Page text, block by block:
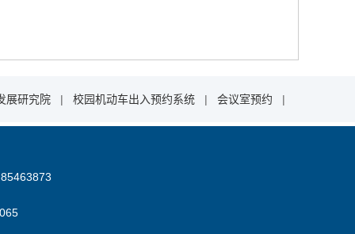
展研究院 | 校园机动车出入预约系统 | 会议室预约 |
5